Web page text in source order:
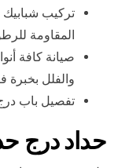
تركيب شبابيك
المقاومة
صيانة كافة
والفلل
تفصيل باب
حداد درج